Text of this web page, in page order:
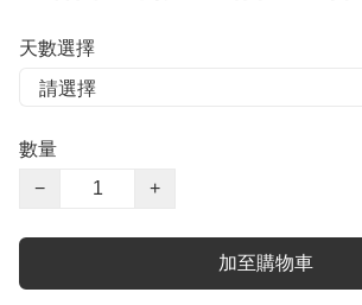
天數選擇
數量
−
+
加至購物車